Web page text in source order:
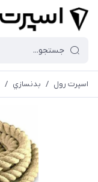
اسپرت رول / بدنسازي /